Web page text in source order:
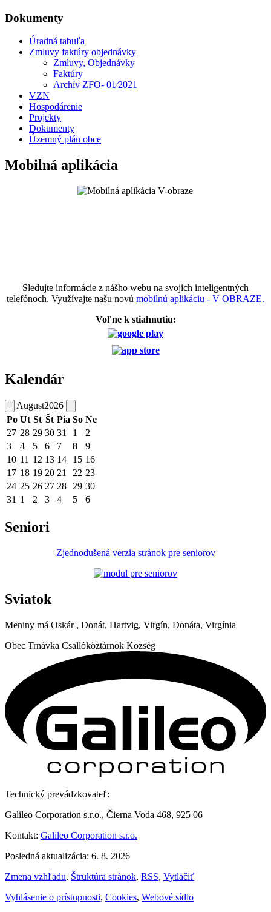
Dokumenty
Úradná tabuľa
Zmluvy faktúry objednávky
Zmluvy, Objednávky
Faktúry
Archív ZFO- 01⁄2021
VZN
Hospodárenie
Projekty
Dokumenty
Územný plán obce
Mobilná aplikácia
Sledujte informácie z nášho webu na svojich inteligentných
telefónoch. Využívajte našu novú mobilnú aplikáciu - V OBRAZE.
Voľne k stiahnutiu:
Kalendár
August2026
Po Ut St Št Pia So Ne
27 28 29 30 31 1
2
3
4 5 6 7 8
9
10 11 12 13 14 15 16
17 18 19 20 21 22 23
24 25 26 27 28 29 30
31 1 2 3 4 5 6
Seniori
Zjednodušená verzia stránok pre seniorov
Sviatok
Meniny má Oskár , Donát, Hartvig, Virgín, Donáta, Virgínia
Obec Trnávka Csallóköztárnok Község
Technický prevádzkovateľ:
Galileo Corporation s.r.o., Čierna Voda 468, 925 06
Kontakt: Galileo Corporation s.r.o.
Posledná aktualizácia: 6. 8. 2026
Zmena vzhľadu, Štruktúra stránok, RSS, Vytlačiť
Vyhlásenie o prístupnosti, Cookies, Webové sídlo